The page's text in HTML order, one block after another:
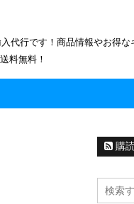
代行です！商品情報やお得
料無料！
購